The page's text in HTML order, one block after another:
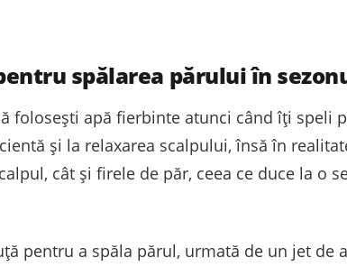
spălarea părului în
folosești apă fierbinte atunci când îți speli
și la relaxarea scalpului, însă în
cât și firele de păr, ceea ce duce la o
pentru a spăla părul, urmată de un jet de